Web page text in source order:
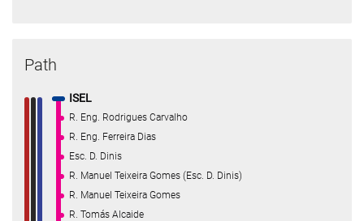
Path
ISEL
R. Eng. Rodrigues Carvalho
R. Eng. Ferreira Dias
Esc. D. Dinis
R. Manuel Teixeira Gomes (Esc. D. Dinis)
R. Manuel Teixeira Gomes
R. Tomás Alcaide